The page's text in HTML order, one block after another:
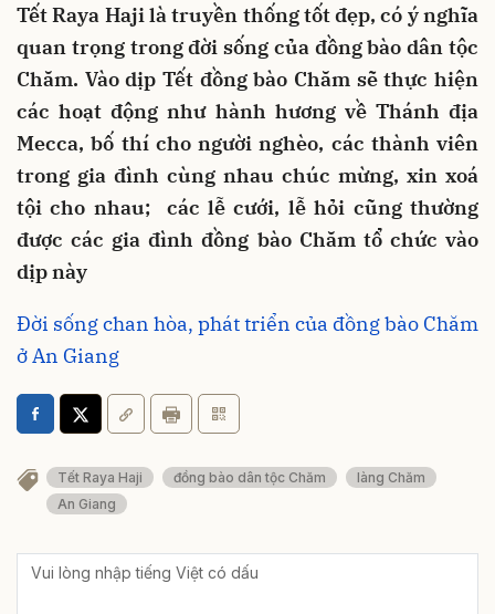
Tết Raya Haji là truyền thống tốt đẹp, có ý nghĩa
quan trọng trong đời sống của đồng bào dân tộc
Chăm. Vào dịp Tết đồng bào Chăm sẽ thực hiện
các hoạt động như hành hương về Thánh địa
Mecca, bố thí cho người nghèo, các thành viên
trong gia đình cùng nhau chúc mừng, xin xoá
tội cho nhau; các lễ cưới, lễ hỏi cũng thường
được các gia đình đồng bào Chăm tổ chức vào
dịp này
Đời sống chan hòa, phát triển của đồng bào Chăm
ở An Giang
Tết Raya Haji đồng bào dân tộc Chăm
làng Chăm
An Giang